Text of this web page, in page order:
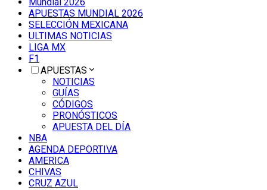
APUESTAS MUNDIAL 2026
SELECCIÓN MEXICANA
ULTIMAS NOTICIAS
LIGA MX
F1
APUESTAS
NOTICIAS
GUÍAS
CÓDIGOS
PRONÓSTICOS
APUESTA DEL DÍA
NBA
AGENDA DEPORTIVA
AMERICA
CHIVAS
CRUZ AZUL